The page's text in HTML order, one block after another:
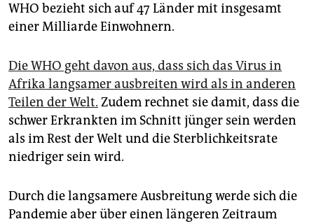
WHO bezieht sich auf 47 Länder mit insgesamt
einer Milliarde Einwohnern.
Die WHO geht davon aus, dass sich das Virus in
Afrika langsamer ausbreiten wird als in anderen
Teilen der Welt. Zudem rechnet sie damit, dass die
schwer Erkrankten im Schnitt jünger sein werden
als im Rest der Welt und die Sterblichkeitsrate
niedriger sein wird.
Durch die langsamere Ausbreitung werde sich die
Pandemie aber über einen längeren Zeitraum